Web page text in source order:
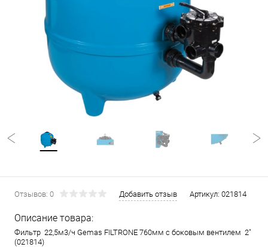
Отзывов: 0 Добавить отзыв Артикул: 021814
Описание товара:
Фильтр 22,5м3/ч Gemas FILTRONE 760мм с боковым вентилем 2"
(021814)